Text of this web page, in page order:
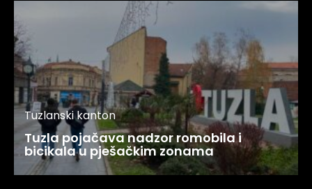
Tuzlanski kanton
Tuzla pojačava nadzor romobila i
bicikala u pješačkim zonama